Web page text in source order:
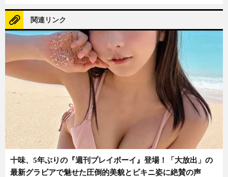
関連リンク
十味、5年ぶりの『週刊プレイボーイ』登場！「大放出」の
最新グラビアで魅せた圧倒的美貌とビキニ姿に絶賛の声